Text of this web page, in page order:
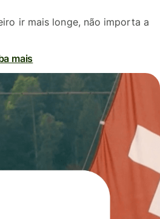
ir mais longe, não importa a
mais